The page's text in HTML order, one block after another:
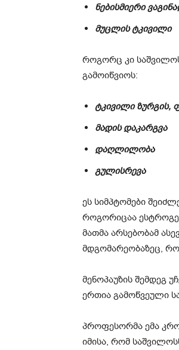
ნებისმიერი
მუცლის ტკივილი
როგორც კი
გამოიწვიოს:
ტკივილი ზურგის,
მადის დაკარგვა
დაღლილობა
გულისრევა
ეს სიმპტომები
როგორიცაა
მათმა არსებობამ
მდგომარეობაზეც,
მენოპაუზის შემდეგ
ერთია გამოწვეული
პროფესორმა ემა
იმისა, რომ